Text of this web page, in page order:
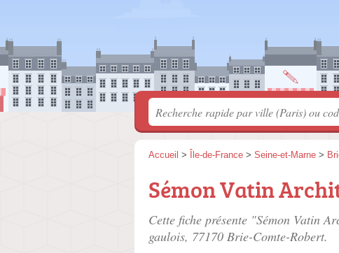
Accueil > Île-de-France > Seine-et-Marne >
Sémon Vatin
Cette fiche présente "Sémon Vatin
gaulois, 77170 Brie-Comte-Robert.